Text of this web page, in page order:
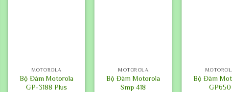
MOTOROLA
Bộ Đàm Motorola
GP-3188 Plus
MOTOROLA
Bộ Đàm Motorola
Smp 418
Bộ Đàm
GP650